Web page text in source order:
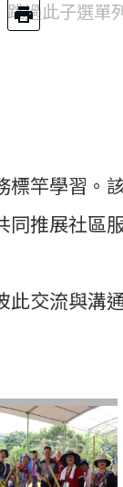
跳過此子選單
竿學習。
推展社區
交流與溝